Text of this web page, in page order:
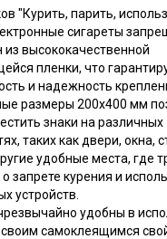
"Курить, парить,
сигареты
из высококачественной
пленки, что
и надежность
размеры 200x400 мм
знаки на различных
таких как двери, окна,
удобные места, где
запрете курения и
устройств.
удобны в
самоклеящимся